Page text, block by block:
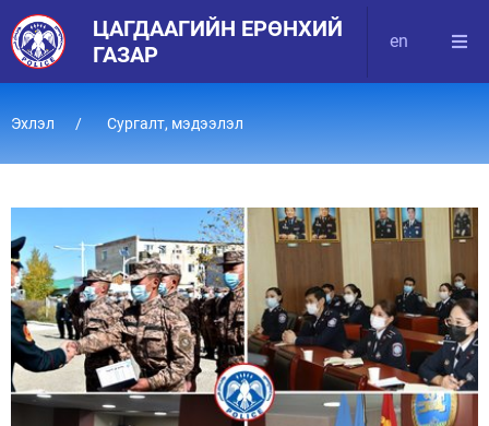
ЦАГДААГИЙН ЕРӨНХИЙ
ГАЗАР
en
Эхлэл Сургалт, мэдээлэл